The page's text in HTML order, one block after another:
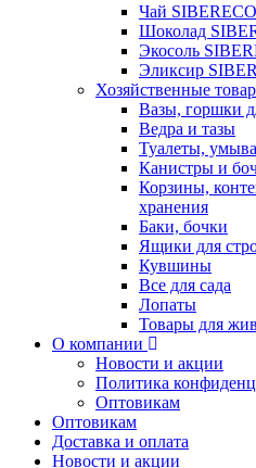
Чай SIBERECO
Шоколад
Экосоль
Эликсир
Хозяйственные
Вазы, горшки
Ведра и тазы
Туалеты,
Канистры и
Корзины,
хранения
Баки, бочки
Ящики для
Кувшины
Все для сада
Лопаты
Товары для
О компании
Новости и акции
Политика
Оптовикам
Оптовикам
Доставка и оплата
Новости и акции